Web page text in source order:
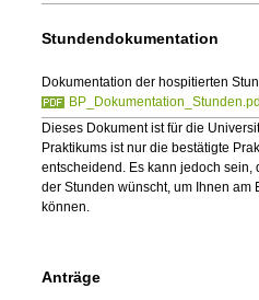
Stundendokumentation
Dokumentation der hospitierten
Dieses Dokument ist für die
Praktikums ist nur die bestätigte
entscheidend. Es kann jedoch
der Stunden wünscht, um Ihnen
können.
Anträge